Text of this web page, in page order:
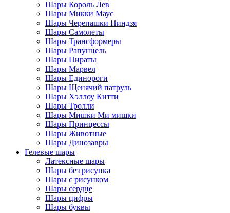
Шары Король Лев
Шары Микки Маус
Шары Черепашки Ниндзя
Шары Самолеты
Шары Трансформеры
Шары Рапунцель
Шары Пираты
Шары Марвел
Шары Единороги
Шары Щенячий патруль
Шары Хэллоу Китти
Шары Тролли
Шары Мишки Ми мишки
Шары Принцессы
Шары Животные
Шары Динозавры
Гелевые шары
Латексные шары
Шары без рисунка
Шары с рисунком
Шары сердце
Шары цифры
Шары буквы